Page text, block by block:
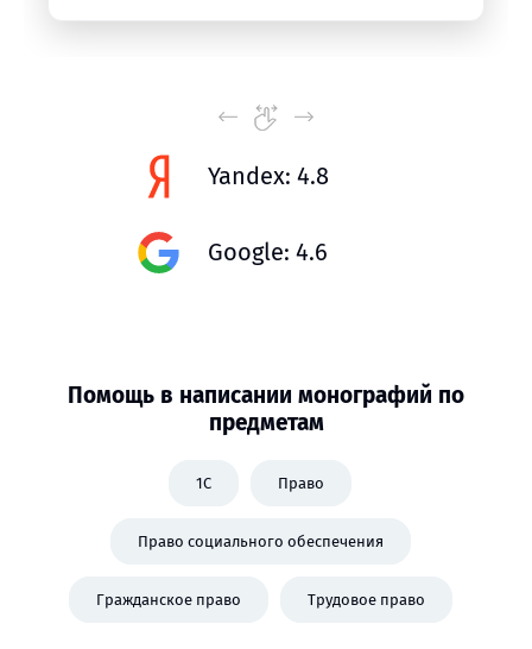
Yandex: 4.8
Google: 4.6
Помощь в написании монографий по
предметам
1C Право
Право социального обеспечения
Гражданское право Трудовое право